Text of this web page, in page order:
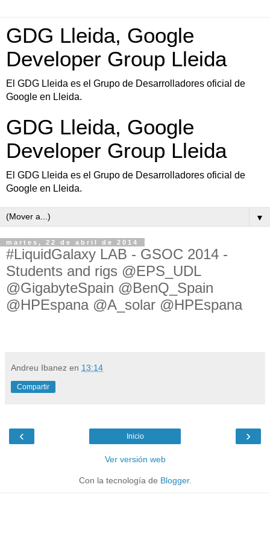
GDG Lleida, Google
Developer Group Lleida
El GDG Lleida es el Grupo de Desarrolladores oficial de
Google en Lleida.
GDG Lleida, Google
Developer Group Lleida
El GDG Lleida es el Grupo de Desarrolladores oficial de
Google en Lleida.
▼
martes, 22 de abril de 2014
#LiquidGalaxy LAB - GSOC 2014 -
Students and rigs @EPS_UDL
@GigabyteSpain @BenQ_Spain
@HPEspana @A_solar @HPEspana
Andreu Ibanez en 13:14
Compartir
‹ ›
Inicio
Ver versión web
Con la tecnología de Blogger.